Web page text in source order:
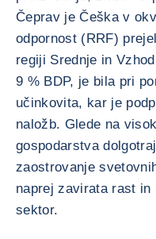
Čeprav je Češka v
odpornost (RRF)
regiji Srednje in
9 % BDP, je bila pri
učinkovita, kar je
naložb. Glede na
gospodarstva
zaostrovanje
naprej zavirata rast
sektor.